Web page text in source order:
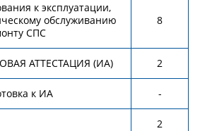
к эксплуатации,
обслуживанию
СПС
8
АТТЕСТАЦИЯ (ИА) 2
к ИА -
2